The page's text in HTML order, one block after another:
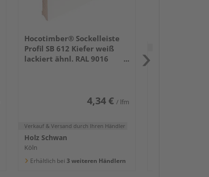
Hocotimber® Sockelleiste
Profil SB 612 Kiefer weiß
lackiert ähnl. RAL 9016
4,34 € / lfm
Verkauf & Versand durch Ihren Händler
Holz Schwan
Köln
Erhältlich bei 3 weiteren Händlern